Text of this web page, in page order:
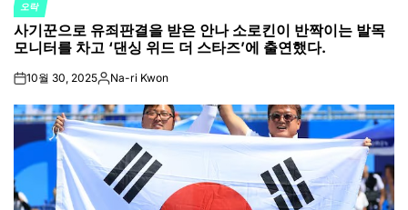
POSTED
IN
오락
사기꾼으로 유죄판결을 받은 안나 소로킨이 반짝이는 발목
모니터를 차고 ‘댄싱 위드 더 스타즈’에 출연했다.
on10월 30, 2025Posted
Na-ri Kwon